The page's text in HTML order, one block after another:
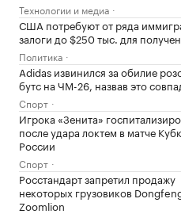
Технологии и медиа
США потребуют от ряда
залоги до $250 тыс. для
Политика
Adidas извинился за обилие
бутс на ЧМ-26, назвав это
Спорт
Игрока «Зенита»
после удара локтем в матче
России
Спорт
Росстандарт запретил продажу
некоторых грузовиков
Zoomlion